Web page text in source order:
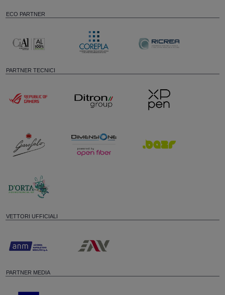
ECO PARTNER
PARTNER TECNICI
VETTORI UFFICIALI
PARTNER MEDIA